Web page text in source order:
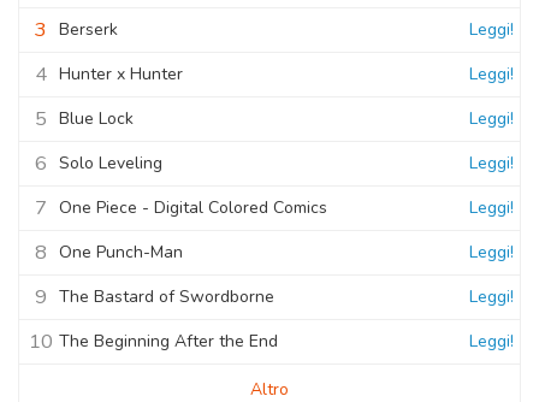
3 Berserk Leggi!
4 Hunter x Hunter Leggi!
5 Blue Lock Leggi!
6 Solo Leveling Leggi!
7 One Piece - Digital Colored Comics Leggi!
8 One Punch-Man Leggi!
9 The Bastard of Swordborne Leggi!
10 The Beginning After the End Leggi!
Altro